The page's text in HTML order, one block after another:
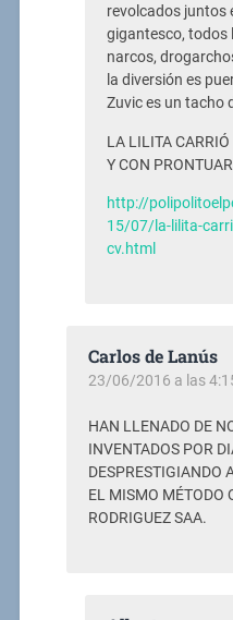
revolcados juntos
gigantesco, todos
narcos,
la diversión es
Zuvic es un tacho
LA LILITA
Y CON
http://
15/07/la-lilita-
cv.html
Carlos de Lanús
23/06/2016 a las
HAN LLENADO DE
INVENTADOS POR
DESPRESTIGIANDO
EL MISMO MÉTODO
RODRIGUEZ SAA.